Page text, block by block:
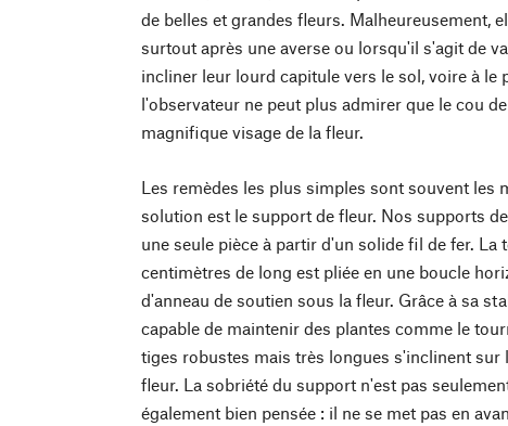
de belles et grandes fleurs. Malheureusement,
surtout après une averse ou lorsqu'il s'agit de
incliner leur lourd capitule vers le sol, voire à le
l'observateur ne peut plus admirer que le cou
magnifique visage de la fleur.
Les remèdes les plus simples sont souvent les
solution est le support de fleur. Nos supports
une seule pièce à partir d'un solide fil de fer. La
centimètres de long est pliée en une boucle
d'anneau de soutien sous la fleur. Grâce à sa
capable de maintenir des plantes comme le
tiges robustes mais très longues s'inclinent sur
fleur. La sobriété du support n'est pas
également bien pensée : il ne se met pas en